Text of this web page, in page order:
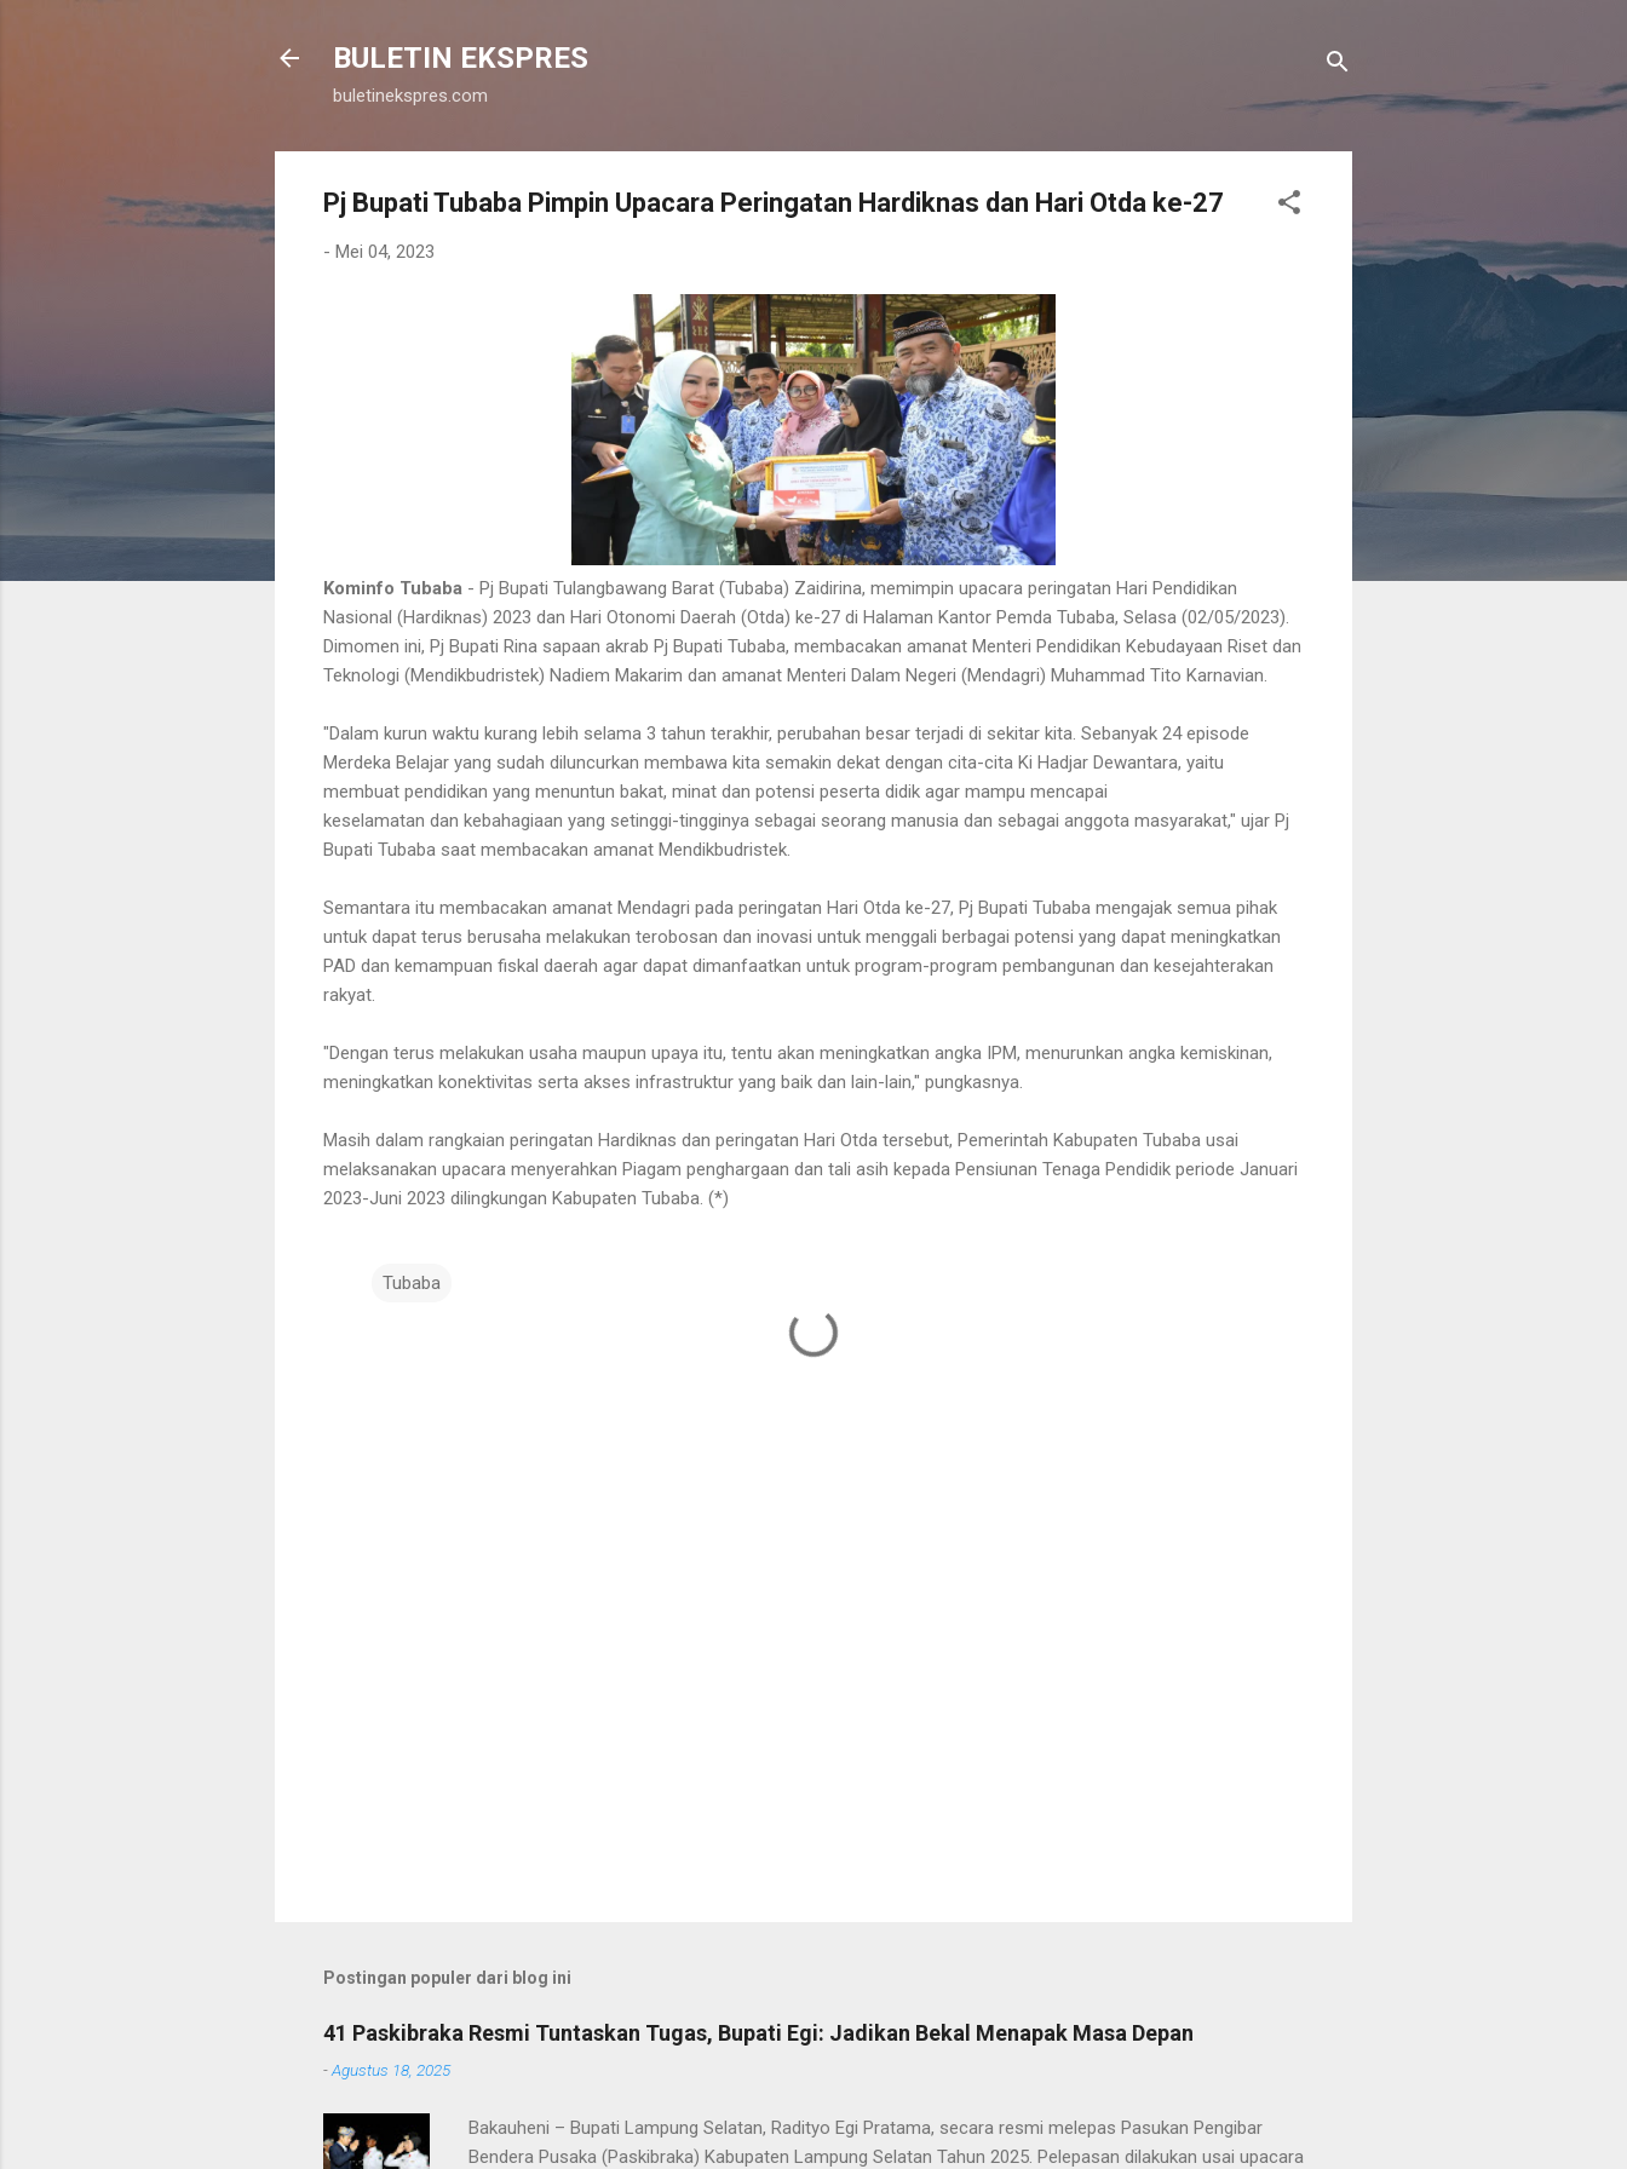
BULETIN EKSPRES
buletinekspres.com
Pj Bupati Tubaba Pimpin Upacara Peringatan Hardiknas dan Hari Otda ke-27
- Mei 04, 2023
Kominfo Tubaba - Pj Bupati Tulangbawang Barat (Tubaba) Zaidirina, memimpin upacara peringatan Hari Pendidikan
Nasional (Hardiknas) 2023 dan Hari Otonomi Daerah (Otda) ke-27 di Halaman Kantor Pemda Tubaba, Selasa (02/05/2023).
Dimomen ini, Pj Bupati Rina sapaan akrab Pj Bupati Tubaba, membacakan amanat Menteri Pendidikan Kebudayaan Riset dan
Teknologi (Mendikbudristek) Nadiem Makarim dan amanat Menteri Dalam Negeri (Mendagri) Muhammad Tito Karnavian.
"Dalam kurun waktu kurang lebih selama 3 tahun terakhir, perubahan besar terjadi di sekitar kita. Sebanyak 24 episode
Merdeka Belajar yang sudah diluncurkan membawa kita semakin dekat dengan cita-cita Ki Hadjar Dewantara, yaitu
membuat pendidikan yang menuntun bakat, minat dan potensi peserta didik agar mampu mencapai
keselamatan dan kebahagiaan yang setinggi-tingginya sebagai seorang manusia dan sebagai anggota masyarakat," ujar Pj
Bupati Tubaba saat membacakan amanat Mendikbudristek.
Semantara itu membacakan amanat Mendagri pada peringatan Hari Otda ke-27, Pj Bupati Tubaba mengajak semua pihak
untuk dapat terus berusaha melakukan terobosan dan inovasi untuk menggali berbagai potensi yang dapat meningkatkan
PAD dan kemampuan fiskal daerah agar dapat dimanfaatkan untuk program-program pembangunan dan kesejahterakan
rakyat.
"Dengan terus melakukan usaha maupun upaya itu, tentu akan meningkatkan angka IPM, menurunkan angka kemiskinan,
meningkatkan konektivitas serta akses infrastruktur yang baik dan lain-lain," pungkasnya.
Masih dalam rangkaian peringatan Hardiknas dan peringatan Hari Otda tersebut, Pemerintah Kabupaten Tubaba usai
melaksanakan upacara menyerahkan Piagam penghargaan dan tali asih kepada Pensiunan Tenaga Pendidik periode Januari
2023-Juni 2023 dilingkungan Kabupaten Tubaba. (*)
Tubaba
Postingan populer dari blog ini
41 Paskibraka Resmi Tuntaskan Tugas, Bupati Egi: Jadikan Bekal Menapak Masa Depan
-Agustus 18, 2025
Bakauheni – Bupati Lampung Selatan, Radityo Egi Pratama, secara resmi melepas Pasukan Pengibar
Bendera Pusaka (Paskibraka) Kabupaten Lampung Selatan Tahun 2025. Pelepasan dilakukan usai upacara